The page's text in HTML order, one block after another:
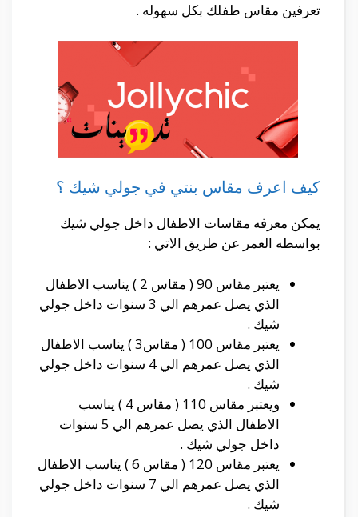
تعرفين مقاس طفلك بكل سهوله .
كيف اعرف مقاس بنتي في جولي شيك ؟
يمكن معرفه مقاسات الاطفال داخل جولي شيك
بواسطه العمر عن طريق الاتي :
يعتبر مقاس 90 ( مقاس 2 ) يناسب الاطفال
الذي يصل عمرهم الي 3 سنوات داخل جولي
شيك .
يعتبر مقاس 100 ( مقاس3 ) يناسب الاطفال
الذي يصل عمرهم الي 4 سنوات داخل جولي
شيك .
ويعتبر مقاس 110 ( مقاس 4 ) يناسب
الاطفال الذي يصل عمرهم الي 5 سنوات
داخل جولي شيك .
يعتبر مقاس 120 ( مقاس 6 ) يناسب الاطفال
الذي يصل عمرهم الي 7 سنوات داخل جولي
شيك .